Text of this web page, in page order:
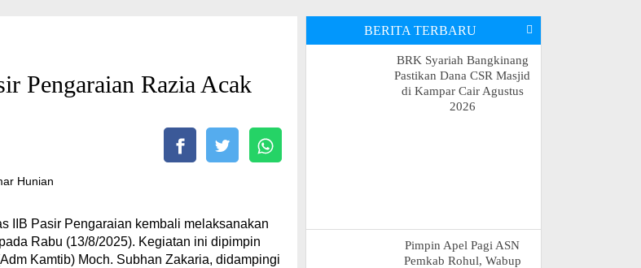
Pengaraian Razia Acak
IIB Pasir Pengaraian kembali melaksanakan
Rabu (13/8/2025). Kegiatan ini dipimpin
Kamtib) Moch. Subhan Zakaria, didampingi
BERITA TERBARU
BRK Syariah Bangkinang
Pastikan Dana CSR Masjid
di Kampar Cair Agustus
2026
Pimpin Apel Pagi ASN
Pemkab Rohul, Wabup